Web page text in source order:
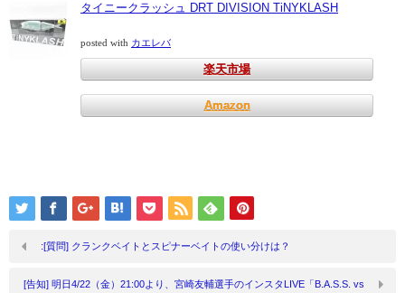
タイニークラッシュ DRT DIVISION TiNYKLASH
posted with カエレバ
楽天市場
Amazon
:[質問] クランクベイトとスピナーベイトの使い分けは？
[告知] 明日4/22（金）21:00より、宮崎友輔選手のインスタLIVE「B.A.S.S. vs